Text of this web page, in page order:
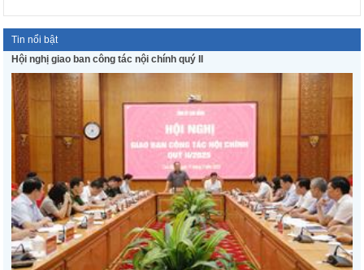
Tin nổi bật
Hội nghị giao ban công tác nội chính quý II